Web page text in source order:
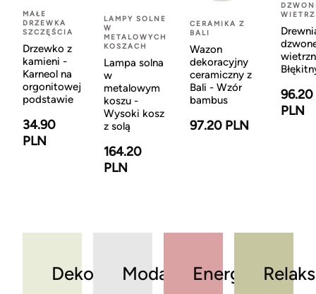
MAŁE
DRZEWKA
SZCZĘŚCIA
Drzewko z
kamieni -
Karneol na
orgonitowej
podstawie
34.90
PLN
LAMPY SOLNE
W
METALOWYCH
KOSZACH
Lampa solna
w
metalowym
koszu -
Wysoki kosz
z solą
164.20
PLN
CERAMIKA Z
BALI
Wazon
dekoracyjny
ceramiczny z
Bali - Wzór
bambus
97.20 PLN
96.20
PLN
DekoracjeModa Energia Relaks